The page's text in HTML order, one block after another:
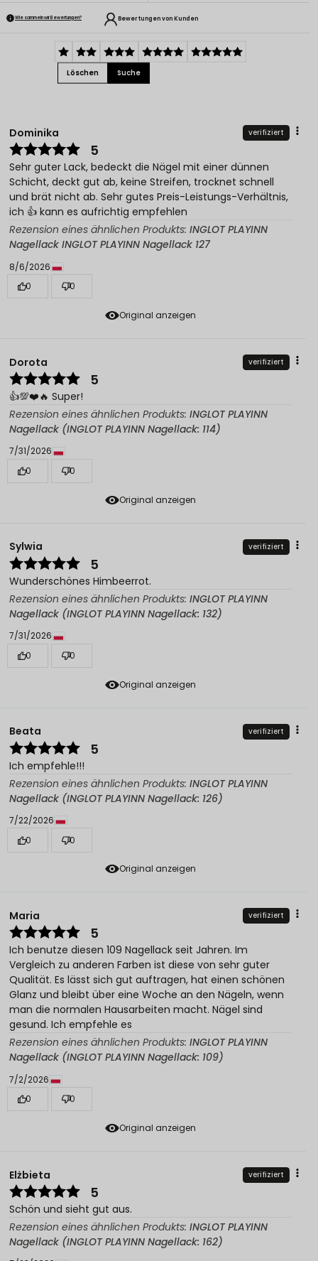
Wie sammeln wir Bewertungen? Bewertungen von Kunden
Löschen Suche
Original anzeigen
Dominika verifiziert
5
Sehr guter Lack, bedeckt die Nägel mit einer dünnen
Schicht, deckt gut ab, keine Streifen, trocknet schnell
und brät nicht ab. Sehr gutes Preis-Leistungs-Verhältnis,
ich 👍️ kann es aufrichtig empfehlen
Rezension eines ähnlichen Produkts: INGLOT PLAYINN
Nagellack INGLOT PLAYINN Nagellack 127
8/6/2026
0
0
Original anzeigen
Dorota verifiziert
5
👍️💯❤️🔥 Super!
Rezension eines ähnlichen Produkts: INGLOT PLAYINN
Nagellack (INGLOT PLAYINN Nagellack: 114)
7/31/2026
0
0
Original anzeigen
Sylwia verifiziert
5
Wunderschönes Himbeerrot.
Rezension eines ähnlichen Produkts: INGLOT PLAYINN
Nagellack (INGLOT PLAYINN Nagellack: 132)
7/31/2026
0
0
Original anzeigen
Beata verifiziert
5
Ich empfehle!!!
Rezension eines ähnlichen Produkts: INGLOT PLAYINN
Nagellack (INGLOT PLAYINN Nagellack: 126)
7/22/2026
0
0
Original anzeigen
Maria verifiziert
5
Ich benutze diesen 109 Nagellack seit Jahren. Im
Vergleich zu anderen Farben ist diese von sehr guter
Qualität. Es lässt sich gut auftragen, hat einen schönen
Glanz und bleibt über eine Woche an den Nägeln, wenn
man die normalen Hausarbeiten macht. Nägel sind
gesund. Ich empfehle es
Rezension eines ähnlichen Produkts: INGLOT PLAYINN
Nagellack (INGLOT PLAYINN Nagellack: 109)
7/2/2026
0
0
Elżbieta verifiziert
5
Schön und sieht gut aus.
Rezension eines ähnlichen Produkts: INGLOT PLAYINN
Nagellack (INGLOT PLAYINN Nagellack: 162)